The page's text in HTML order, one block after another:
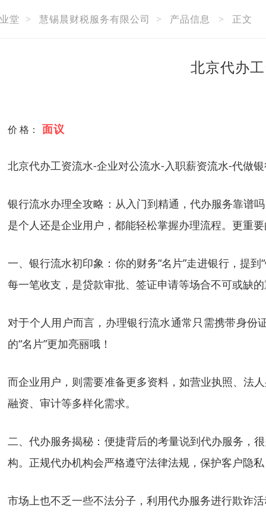
堂 > 慧锡晨财税服务有限公司 > 产品信息 > 正文
北京代办
价 格： 面议
北京代办工资流水-企业对公流水-入职薪资流水-代做银
银行流水办理全攻略：从入门到精通，代办服务靠谱
是个人还是企业用户，都能轻松掌握办理流程。更重
一、银行流水初印象：你的财务“名片”走进银行，提
每一笔收支，是贷款审批、签证申请等场合不可或缺
对于个人用户而言，办理银行流水通常只需携带身
的“名片”更加亮丽哦！
而企业用户，则需要准备更多资料，如营业执照、法
融资、审计等多样化需求。
二、代办服务揭秘：便捷背后的考量说到代办服务，
构。正规代办机构会严格遵守法律法规，保护客户隐私
市场上也不乏一些不法分子，利用代办服务进行欺诈